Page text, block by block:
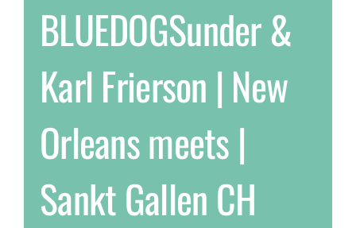
BLUEDOGSunder &
Karl Frierson | New
Orleans meets |
Sankt Gallen CH